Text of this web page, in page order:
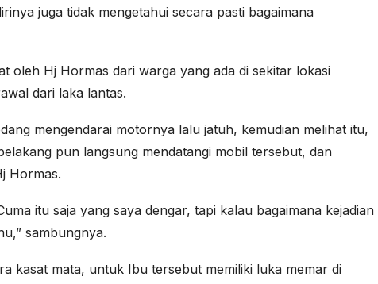
juga tidak mengetahui secara pasti bagaimana
oleh Hj Hormas dari warga yang ada di sekitar lokasi
dari laka lantas.
mengendarai motornya lalu jatuh, kemudian melihat itu,
pun langsung mendatangi mobil tersebut, dan
Hormas.
itu saja yang saya dengar, tapi kalau bagaimana kejadian
sambungnya.
kasat mata, untuk Ibu tersebut memiliki luka memar di